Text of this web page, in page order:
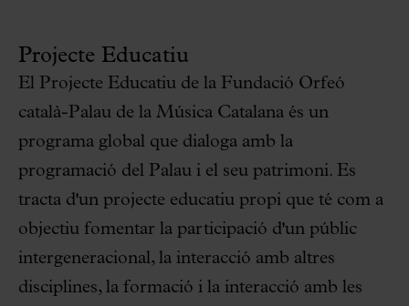
Projecte Educatiu
El Projecte Educatiu de la Fundació Orfeó
català-Palau de la Música Catalana és un
programa global que dialoga amb la
programació del Palau i el seu patrimoni. Es
tracta d'un projecte educatiu propi que té com a
objectiu fomentar la participació d'un públic
intergeneracional, la interacció amb altres
disciplines, la formació i la interacció amb les